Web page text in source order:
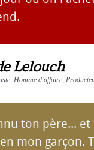
Lelouch
Homme d'affaire,
ton père... et
mon garçon.